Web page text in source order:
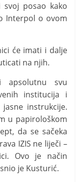
posao kako
Interpol o ovom
će imati i dalje
na njih.
svu
institucija i
instrukcije.
u papirološkom
da se sačeka
IZIS ne liječi –
Ovo je način
je Kusturić.